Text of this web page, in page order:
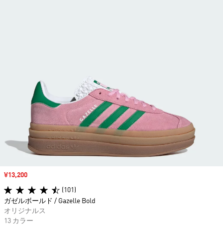
セール価格
¥13,200
(101)
ガゼルボールド / Gazelle Bold
オリジナルス
13 カラー